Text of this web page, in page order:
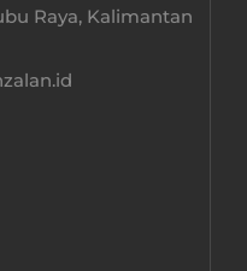
Raya, Kalimantan